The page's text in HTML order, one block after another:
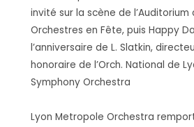
invité sur la scène de l’Auditorium
Orchestres en Fête, puis Happy
l’anniversaire de L. Slatkin,
honoraire de l’Orch. National de
Symphony Orchestra
Lyon Metropole Orchestra